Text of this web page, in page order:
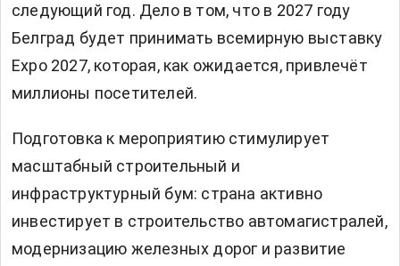
следующий год. Дело в том, что в 2027 году
Белград будет принимать всемирную выставку
Expo 2027, которая, как ожидается, привлечёт
миллионы посетителей.
Подготовка к мероприятию стимулирует
масштабный строительный и
инфраструктурный бум: страна активно
инвестирует в строительство автомагистралей,
модернизацию железных дорог и развитие